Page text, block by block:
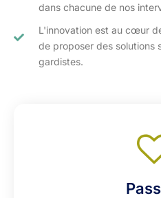
dans chacune de nos
L'innovation est au cœur
de proposer des solutions
gardistes.